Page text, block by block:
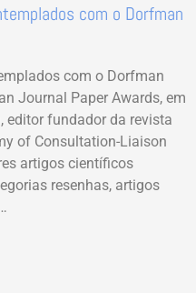
com o Dorfman
com o Dorfman
Journal Paper Awards, em
editor fundador da revista
of Consultation-Liaison
artigos científicos
resenhas, artigos